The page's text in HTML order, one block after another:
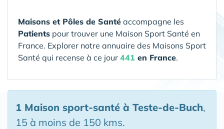
Maisons et Pôles de Santé accompagne les
Patients pour trouver une Maison Sport Santé en
France. Explorer notre annuaire des Maisons Sport
Santé qui recense à ce jour 441 en France.
1 Maison sport-santé à Teste-de-Buch,
15 à moins de 150 kms.